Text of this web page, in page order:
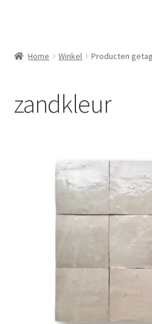
Mozaïekvellen
Contact
Home Winkel Producten
zandkleur